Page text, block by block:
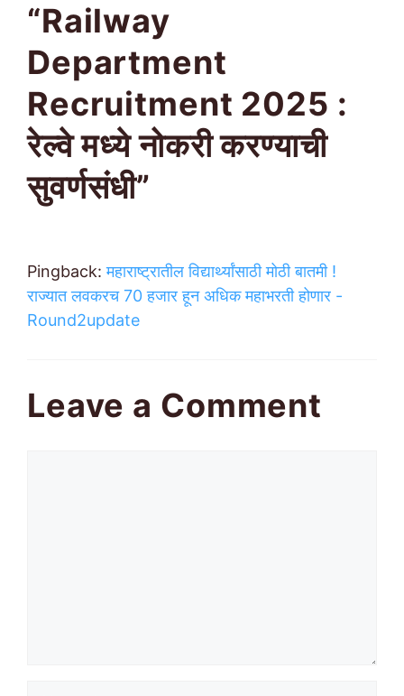
“Railway
Department
Recruitment 2025 :
रेल्वे मध्ये नोकरी करण्याची
सुवर्णसंधी”
Pingback:महाराष्ट्रातील विद्यार्थ्यांसाठी मोठी बातमी !
राज्यात लवकरच 70 हजार हून अधिक महाभरती होणार -
Round2update
Leave a Comment